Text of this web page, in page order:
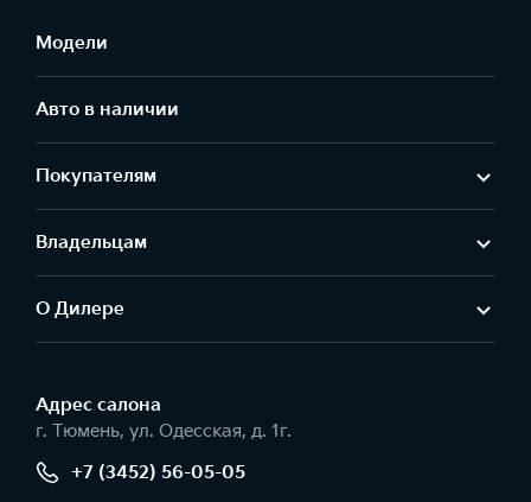
Модели
Авто в наличии
Покупателям
Владельцам
О Дилере
Адрес салонa
г. Тюмень, ул. Одесская, д. 1г.
+7 (3452) 56-05-05